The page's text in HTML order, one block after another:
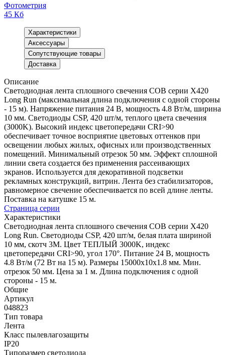
Фотометрия
45 Кб
Характеристики
Аксессуары
Сопутствующие товары
Доставка
Описание
Светодиодная лента сплошного свечения COB серии X420
Long Run (максимальная длина подключения с одной стороны
- 15 м). Напряжение питания 24 В, мощность 4.8 Вт/м, ширина
10 мм. Светодиоды CSP, 420 шт/м, теплого цвета свечения
(3000K). Высокий индекс цветопередачи CRI>90
обеспечивает точное восприятие цветовых оттенков при
освещении любых жилых, офисных или производственных
помещений. Минимальный отрезок 50 мм. Эффект сплошной
линии света создается без применения рассеивающих
экранов. Используется для декоративной подсветки
рекламных конструкций, витрин. Лента без стабилизаторов,
равномерное свечение обеспечивается по всей длине ленты.
Поставка на катушке 15 м.
Страница серии
Характеристики
Светодиодная лента сплошного свечения COB серии X420
Long Run. Светодиоды CSP, 420 шт/м, белая плата шириной
10 мм, скотч 3M. Цвет ТЕПЛЫЙ 3000K, индекс
цветопередачи CRI>90, угол 170°. Питание 24 В, мощность
4.8 Вт/м (72 Вт на 15 м). Размеры 15000х10х1.8 мм. Мин.
отрезок 50 мм. Цена за 1 м. Длина подключения с одной
стороны - 15 м.
Общие
Артикул
048823
Тип товара
Лента
Класс пылевлагозащиты
IP20
Типоразмер светодиода